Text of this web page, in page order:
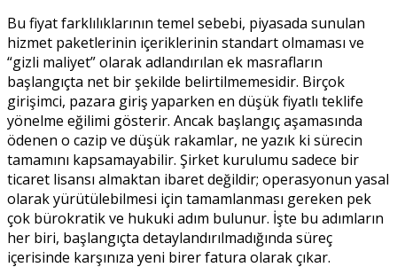
Bu fiyat farklılıklarının temel sebebi, piyasada sunulan
hizmet paketlerinin içeriklerinin standart olmaması ve
“gizli maliyet” olarak adlandırılan ek masrafların
başlangıçta net bir şekilde belirtilmemesidir. Birçok
girişimci, pazara giriş yaparken en düşük fiyatlı teklife
yönelme eğilimi gösterir. Ancak başlangıç aşamasında
ödenen o cazip ve düşük rakamlar, ne yazık ki sürecin
tamamını kapsamayabilir. Şirket kurulumu sadece bir
ticaret lisansı almaktan ibaret değildir; operasyonun yasal
olarak yürütülebilmesi için tamamlanması gereken pek
çok bürokratik ve hukuki adım bulunur. İşte bu adımların
her biri, başlangıçta detaylandırılmadığında süreç
içerisinde karşınıza yeni birer fatura olarak çıkar.